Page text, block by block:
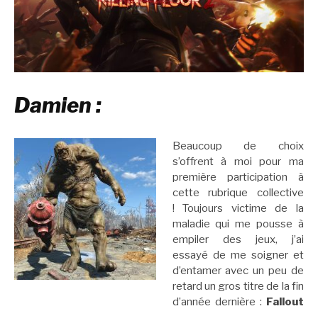
Damien :
Beaucoup de choix
s’offrent à moi pour ma
première participation à
cette rubrique collective
! Toujours victime de la
maladie qui me pousse à
empiler des jeux, j’ai
essayé de me soigner et
d’entamer avec un peu de
retard un gros titre de la fin
d’année dernière : Fallout